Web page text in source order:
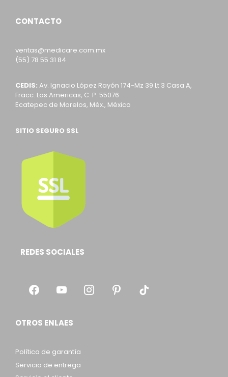
CONTACTO
ventas@medicare.com.mx
(55) 78 55 31 84
CEDIS: Av. Ignacio López Rayón 174-Mz 39 Lt 3 Casa A,
Fracc. Las Americas, C. P. 55076
Ecatepec de Morelos, Méx., México
SITIO SEGURO SSL
REDES SOCIALES
OTROS ENLAES
Política de garantía
Servicio de entrega